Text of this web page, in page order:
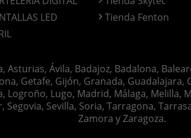
LED
Tienda Fenton
Ávila, Badajoz, Badalona,
Getafe, Gijón, Granada,
Logroño, Lugo, Madrid, Málaga,
Sevilla, Soria, Tarragona,
Zamora y Zaragoza.